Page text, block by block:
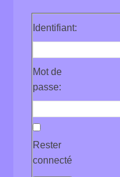
Identifiant:
Mot de
passe:
Rester
connecté